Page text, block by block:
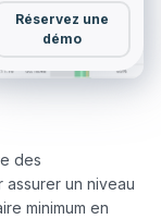
Réservez une
démo
des
assurer un niveau
minimum en